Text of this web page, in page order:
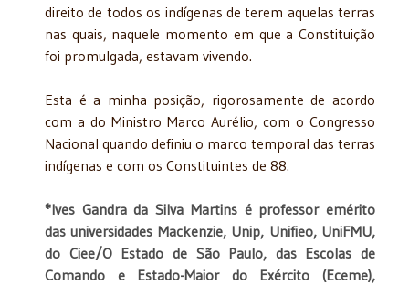
direito de todos os indígenas de terem aquelas terras
nas quais, naquele momento em que a Constituição
foi promulgada, estavam vivendo.
Esta é a minha posição, rigorosamente de acordo
com a do Ministro Marco Aurélio, com o Congresso
Nacional quando definiu o marco temporal das terras
indígenas e com os Constituintes de 88.
*Ives Gandra da Silva Martins é professor emérito
das universidades Mackenzie, Unip, Unifieo, UniFMU,
do Ciee/O Estado de São Paulo, das Escolas de
Comando e Estado-Maior do Exército (Eceme),